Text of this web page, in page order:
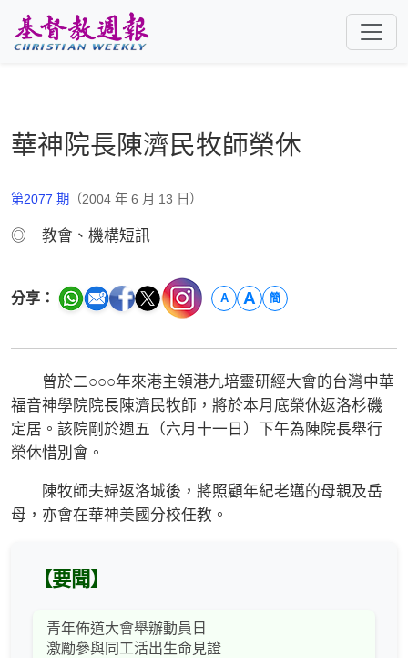
華神院長陳濟民牧師榮休
第2077 期 （2004 年 6 月 13 日）
◎ 教會、機構短訊
分享： A A 簡
曾於二○○○年來港主領港九培靈研經大會的台灣中華
福音神學院院長陳濟民牧師，將於本月底榮休返洛杉磯
定居。該院剛於週五（六月十一日）下午為陳院長舉行
榮休惜別會。
陳牧師夫婦返洛城後，將照顧年紀老邁的母親及岳
母，亦會在華神美國分校任教。
【要聞】
青年佈道大會舉辦動員日
激勵參與同工活出生命見證